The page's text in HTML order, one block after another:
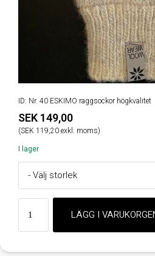
ID: Nr. 40 ESKIMO raggsockor högkvalitet
SEK 149,00
(SEK 119,20 exkl. moms)
I lager